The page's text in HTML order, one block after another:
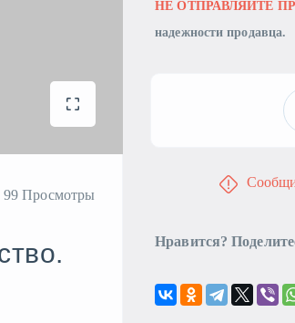
99 Просмотры
НЕ ОТПРАВЛЯЙТЕ
надежности продавца.
Нравится?